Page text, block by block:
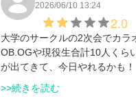
2026/06/10 13:24
2.0
大学のサークルの2次会でカラ
OB.OGや現役生合計10人くら
が出てきて、今日やれるかも
>>続きを読む